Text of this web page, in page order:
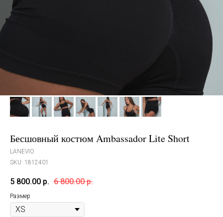
Бесшовный костюм Ambassador Lite Short
LANEVIO
SKU: 1812401
5 800.00 р. 6 800.00 р.
Размер